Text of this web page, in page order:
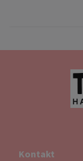
Kontakt